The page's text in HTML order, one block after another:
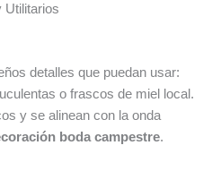
Utilitarios
detalles que puedan usar:
o frascos de miel local.
y se alinean con la onda
boda campestre.